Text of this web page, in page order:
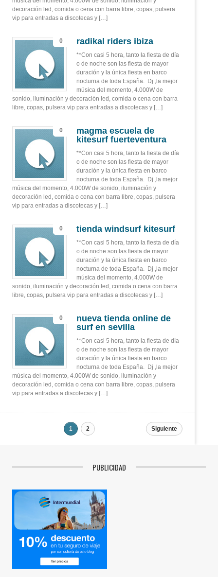
decoración led, comida o cena con barra libre, copas, pulsera
vip para entradas a discotecas y […]
0 radikal riders ibiza
**Con casi 5 hora, tanto la fiesta de día
o de noche son las fiesta de mayor
duración y la única fiesta en barco
nocturna de toda España. Dj ,la mejor
música del momento, 4.000W de
sonido, iluminación y decoración led, comida o cena con barra
libre, copas, pulsera vip para entradas a discotecas y […]
0
magma escuela de
kitesurf fuerteventura
**Con casi 5 hora, tanto la fiesta de día
o de noche son las fiesta de mayor
duración y la única fiesta en barco
nocturna de toda España. Dj ,la mejor
música del momento, 4.000W de sonido, iluminación y
decoración led, comida o cena con barra libre, copas, pulsera
vip para entradas a discotecas y […]
0 tienda windsurf kitesurf
**Con casi 5 hora, tanto la fiesta de día
o de noche son las fiesta de mayor
duración y la única fiesta en barco
nocturna de toda España. Dj ,la mejor
música del momento, 4.000W de
sonido, iluminación y decoración led, comida o cena con barra
libre, copas, pulsera vip para entradas a discotecas y […]
0
nueva tienda online de
surf en sevilla
**Con casi 5 hora, tanto la fiesta de día
o de noche son las fiesta de mayor
duración y la única fiesta en barco
nocturna de toda España. Dj ,la mejor
música del momento, 4.000W de sonido, iluminación y
decoración led, comida o cena con barra libre, copas, pulsera
vip para entradas a discotecas y […]
1 2 Siguiente
PUBLICIDAD